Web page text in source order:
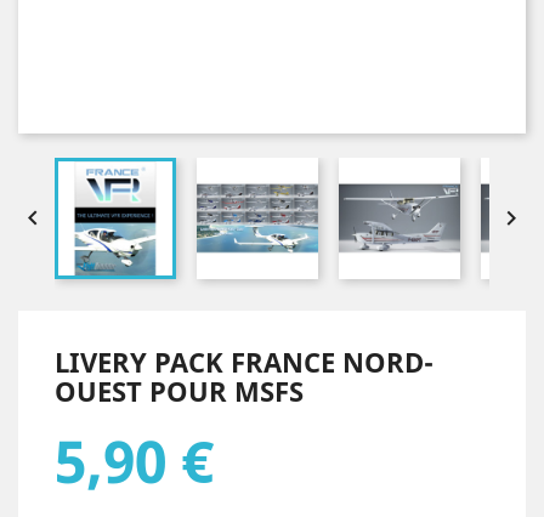
 
LIVERY PACK FRANCE NORD-
OUEST POUR MSFS
5,90 €